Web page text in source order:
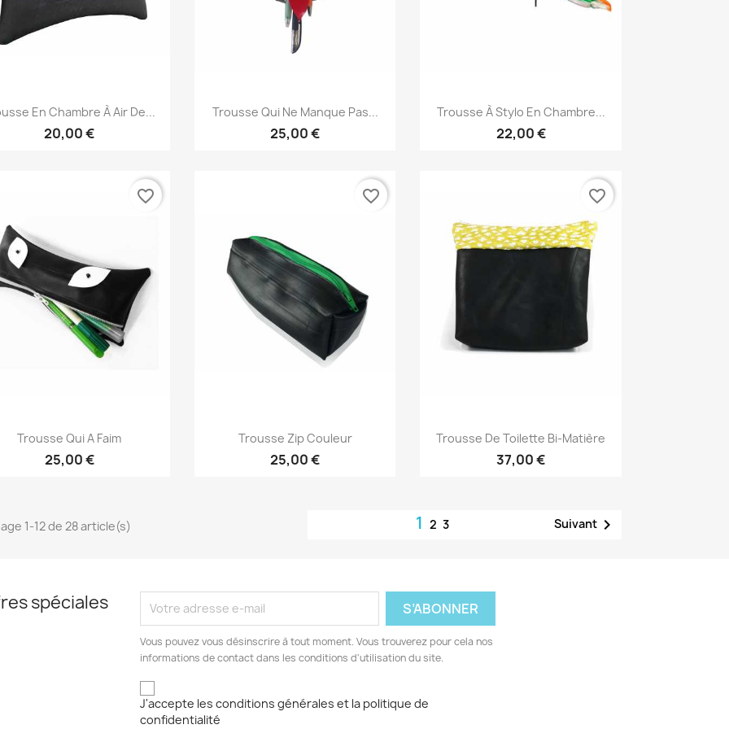
Aperçu rapide
En Chambre À Air De...
20,00 €
Aperçu rapide
Trousse Qui Ne Manque Pas...
25,00 €
 Aperçu rapide
Trousse À Stylo En Chambre...
22,00 €
Aperçu rapide
Trousse Qui A Faim
25,00 €
favorite_border
Aperçu rapide
Trousse Zip Couleur
25,00 €
favorite_border
 Aperçu rapide
Trousse De Toilette Bi-Matière
37,00 €
favorite_border
1-12 de 28 article(s) 1 2 3 Suivant
spéciales
Vous pouvez vous désinscrire à tout moment. Vous trouverez pour cela nos
informations de contact dans les conditions d'utilisation du site.
J'accepte les conditions générales et la politique de
confidentialité